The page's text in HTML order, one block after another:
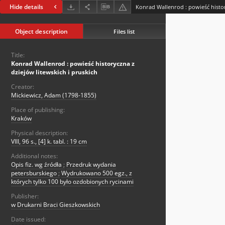
Hide details
Object description Files list
Title:
Konrad Wallenrod : powieść historyczna z
dziejów litewskich i pruskich
Creator:
Mickiewicz, Adam (1798-1855)
Place of publishing:
Kraków
Physical description:
VIII, 96 s., [4] k. tabl. : 19 cm
Additional notes:
Opis fiz. wg źródła ; Przedruk wydania
petersburskiego ; Wydrukowano 500 egz., z
których tylko 100 było ozdobionych rycinami
Publisher:
w Drukarni Braci Gieszkowskich
Date issued: